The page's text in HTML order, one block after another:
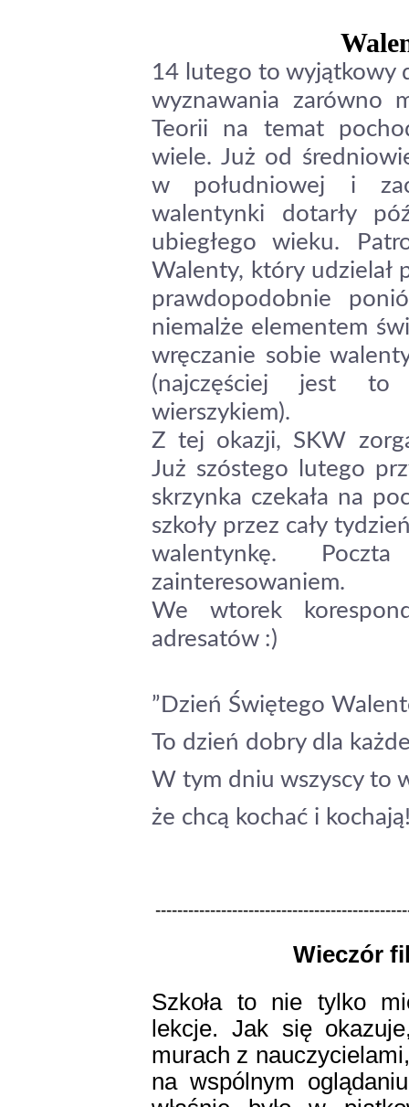
14 lutego to wyjątkowy
wyznawania zarówno
Teorii na temat
wiele. Już od
w południowej i
walentynki dotarły
ubiegłego wieku.
Walenty, który udzielał
prawdopodobnie
niemalże elementem
wręczanie sobie
(najczęściej jest to
wierszykiem).
Z tej okazji, SKW
Już szóstego lutego
skrzynka czekała na
szkoły przez cały
walentynkę.
zainteresowaniem.
We wtorek
adresatów :)
”Dzień Świętego
To dzień dobry dla
W tym dniu wszyscy to
że chcą kochać i
Wieczór
Szkoła to nie tylko
lekcje. Jak się
murach z
na wspólnym